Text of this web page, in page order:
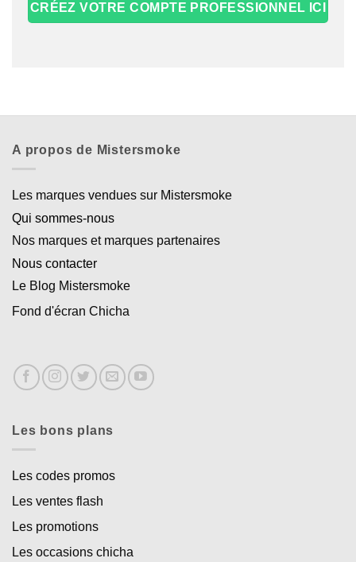
CRÉEZ VOTRE COMPTE PROFESSIONNEL ICI
A propos de Mistersmoke
Les marques vendues sur Mistersmoke
Qui sommes-nous
Nos marques et marques partenaires
Nous contacter
Le Blog Mistersmoke
Fond d'écran Chicha
Les bons plans
Les codes promos
Les ventes flash
Les promotions
Les occasions chicha